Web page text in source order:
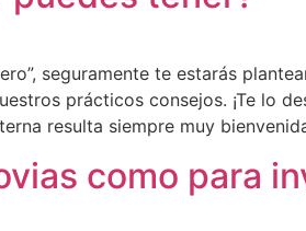
seguramente te estarás
prácticos consejos. ¡Te lo
resulta siempre muy
como para